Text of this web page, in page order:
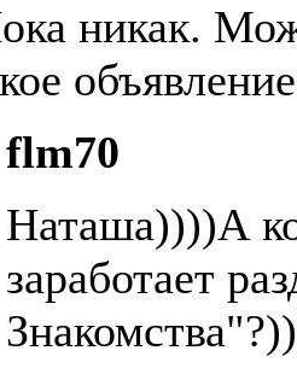
никак.
flm70
Наташа))))А
заработает